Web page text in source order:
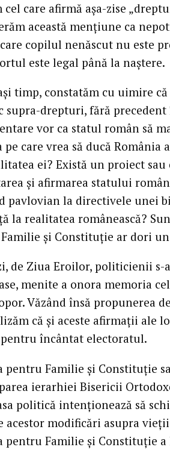
cel care afirmă aşa-zise
această menţiune ca
copilul nenăscut nu este
este legal până la naştere.
timp, constatăm cu uimire
supra-drepturi, fără
vor ca statul român să
pe care vrea să ducă România
ei? Există un proiect
şi afirmarea statului
pavlovian la directivele unei
la realitatea românească?
şi Constituţie ar dori
de Ziua Eroilor, politicienii
menite a onora memoria
Văzând însă propunerea
că şi aceste afirmaţii ale
încântat electoratul.
pentru Familie şi Constituţie
ierarhiei Bisericii
politică intenţionează să
acestor modificări asupra
pentru Familie şi Constituţie a